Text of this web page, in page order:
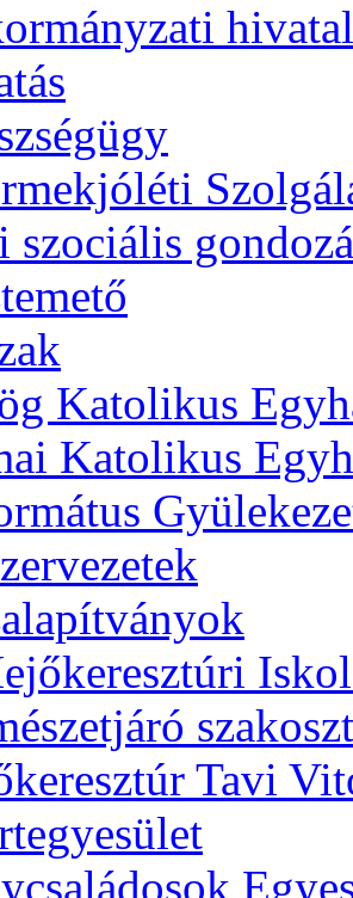
hivatal
szociális
Katolikus
Katolikus
Tavi